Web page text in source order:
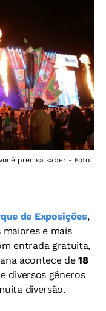
precisa saber - Foto:
de Exposições,
e mais
entrada gratuita,
acontece de18
diversos gêneros
diversão.